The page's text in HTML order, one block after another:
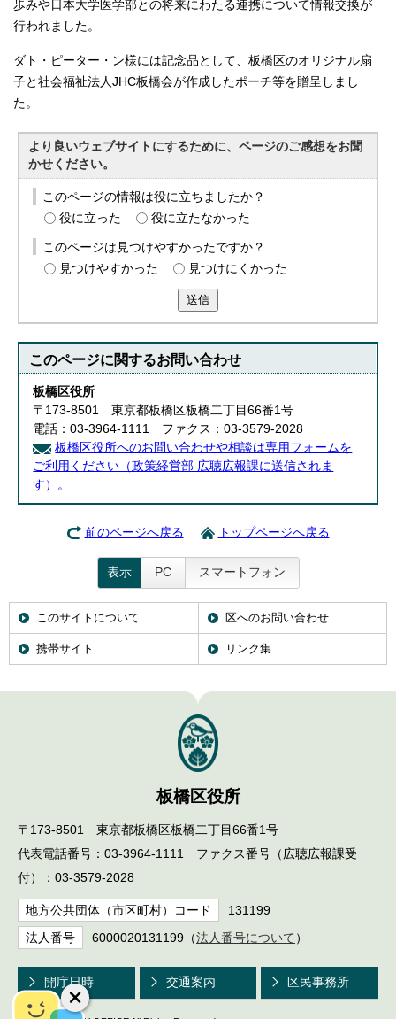
歩みや日本大学医学部との将来にわたる連携について情報交換が
行われました。
ダト・ピーター・ン様には記念品として、板橋区のオリジナル扇
子と社会福祉法人JHC板橋会が作成したポーチ等を贈呈しまし
た。
より良いウェブサイトにするために、ページのご感想をお聞
かせください。
このページの情報は役に立ちましたか？
役に立った
役に立たなかった
このページは見つけやすかったですか？
見つけやすかった
見つけにくかった
送信
このページに関するお問い合わせ
板橋区役所
〒173-8501 東京都板橋区板橋二丁目66番1号
電話：03-3964-1111 ファクス：03-3579-2028
板橋区役所へのお問い合わせや相談は専用フォームを
ご利用ください（政策経営部 広聴広報課に送信されま
す）。
前のページへ戻る トップページへ戻る
表示 PC スマートフォン
このサイトについて 区へのお問い合わせ
携帯サイト リンク集
板橋区役所
〒173-8501 東京都板橋区板橋二丁目66番1号
代表電話番号：03-3964-1111 ファクス番号（広聴広報課受
付）：03-3579-2028
地方公共団体（市区町村）コード 131199
法人番号 6000020131199（法人番号について ）
開庁日時 交通案内 区民事務所